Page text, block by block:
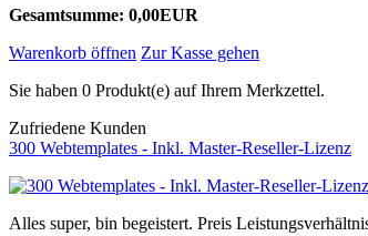
Gesamtsumme: 0,00EUR
Warenkorb öffnen Zur Kasse gehen
Sie haben 0 Produkt(e) auf Ihrem Merkzettel.
Zufriedene Kunden
300 Webtemplates - Inkl. Master-Reseller-Lizenz
Alles super, bin begeistert. Preis